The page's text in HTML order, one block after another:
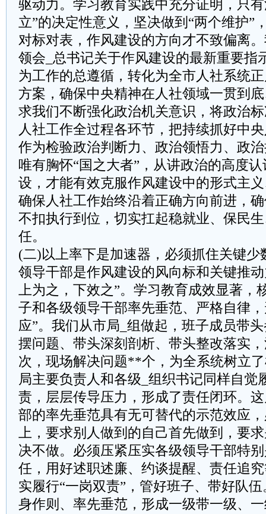
驱动力。学习教育实践中充分证明，只
立”的决定性意义，坚决做到“两个维护”
对标对表，作风建设的方向才不致偏离
领会_总书记关于作风建设的最新重要指
为工作的总遵循，转化为全市人社系统
方案，确保中央精神在人社领域一贯到
求我们不断强化政治机关意识，将政治
人社工作全过程各环节，把持续抓好中
作为检验政治判断力、政治领悟力、政
唯有胸怀“国之大者”，从讲政治的高度
设，才能有效克服作风建设中的形式主
确保人社工作始终沿着正确方向前进，
不扣执行到位，切实扛起稳就业、保民
任。
(二)以上率下是加速器，必须抓住关键少
领导干部是作风建设的风向标和关键推
上为之，下效之”。学习教育成效显著，
子和各级领导干部率先垂范、严格自律
应”。我们从市局_组做起，班子成员带
摆问题、带头深刻剖析、带头整改落实
次，现场解决问题**个，为全系统树立
局主要负责人和各级_组织书记同样自觉
责，层层传导压力，形成了责任闭环。
部的率先垂范具有无可替代的示范效应
上，要求别人做到的自己首先做到，要
决不做。必须压紧压实各级领导干部特
任，用好述职述廉、约谈提醒、责任追
实履行“一岗双责”，管好班子、带好队
身作则、率先垂范，形成一级带一级、